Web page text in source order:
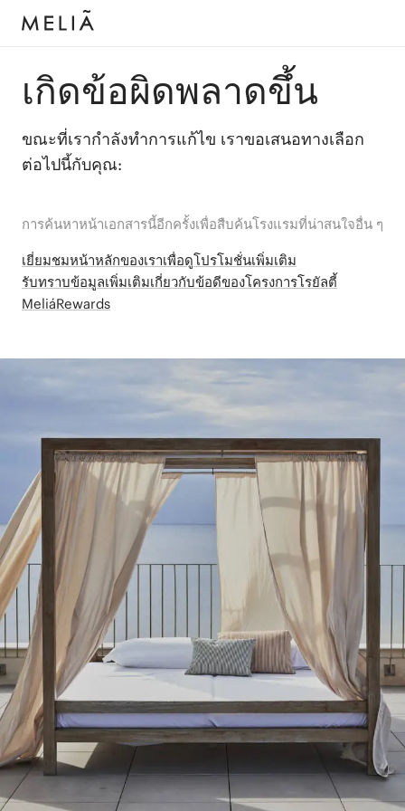
เกิดข้อผิดพลาดขึ้น
ขณะที่เรากำลังทำการแก้ไข เราขอเสนอทางเลือก
ต่อไปนี้กับคุณ:
การค้นหาหน้าเอกสารนี้อีกครั้งเพื่อสืบค้นโรงแรมที่น่าสนใจอื่น ๆ
เยี่ยมชมหน้าหลักของเราเพื่อดูโปรโมชั่นเพิ่มเติม
รับทราบข้อมูลเพิ่มเติมเกี่ยวกับข้อดีของโครงการโรยัลตี้
MeliáRewards